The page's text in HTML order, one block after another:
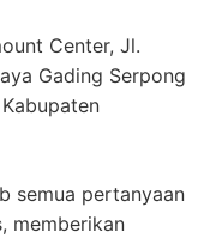
Center, Jl.
Gading Serpong
semua pertanyaan
memberikan